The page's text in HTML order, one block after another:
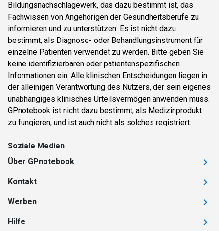
Bildungsnachschlagewerk, das dazu bestimmt ist, das
Fachwissen von Angehörigen der Gesundheitsberufe zu
informieren und zu unterstützen. Es ist nicht dazu
bestimmt, als Diagnose- oder Behandlungsinstrument für
einzelne Patienten verwendet zu werden. Bitte geben Sie
keine identifizierbaren oder patientenspezifischen
Informationen ein. Alle klinischen Entscheidungen liegen in
der alleinigen Verantwortung des Nutzers, der sein eigenes
unabhängiges klinisches Urteilsvermögen anwenden muss.
GPnotebook ist nicht dazu bestimmt, als Medizinprodukt
zu fungieren, und ist auch nicht als solches registriert.
Soziale Medien
Über GPnotebook
Kontakt
Werben
Hilfe